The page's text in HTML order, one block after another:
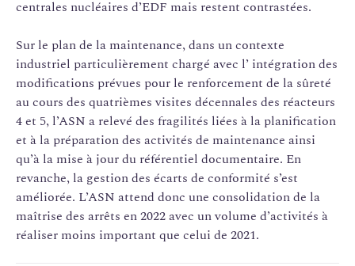
centrales nucléaires d’EDF mais restent contrastées.
Sur le plan de la maintenance, dans un contexte
industriel particulièrement chargé avec l’ intégration des
modifications prévues pour le renforcement de la sûreté
au cours des quatrièmes visites décennales des réacteurs
4 et 5, l’ASN a relevé des fragilités liées à la planification
et à la préparation des activités de maintenance ainsi
qu’à la mise à jour du référentiel documentaire. En
revanche, la gestion des écarts de conformité s’est
améliorée. L’ASN attend donc une consolidation de la
maîtrise des arrêts en 2022 avec un volume d’activités à
réaliser moins important que celui de 2021.